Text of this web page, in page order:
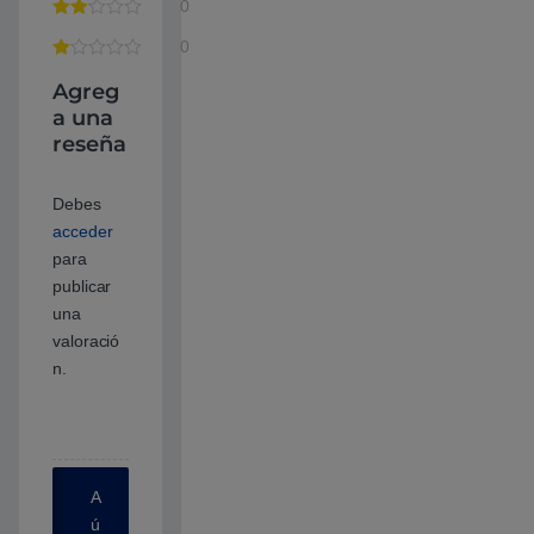
0
0
Agreg
a una
reseña
Debes
acceder
para
publicar
una
valoració
n.
A
ú